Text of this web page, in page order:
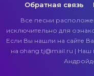
Обратная связь
Все песни
исключительно для
Если Вы нашли на сайте
на ohang.tj@mail.ru | Наш